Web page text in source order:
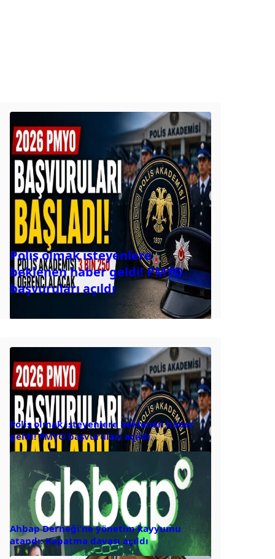
Polis olmak isteyenlere
beklenen haber geldi! PMYO
başvuruları açıldı
Polis olmak isteyenlere beklenen haber
geldi! PMYO başvuruları açıldı
Ahbap Derneği’ne yönetim kayyumu
atandı: Kapatma davası açıldı